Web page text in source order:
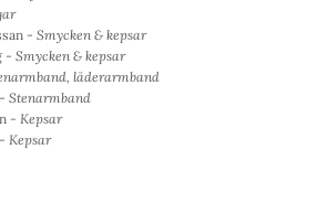
- Smycken & kepsar
- Smycken & kepsar
läderarmband
Stenarmband
- Kepsar
Kepsar